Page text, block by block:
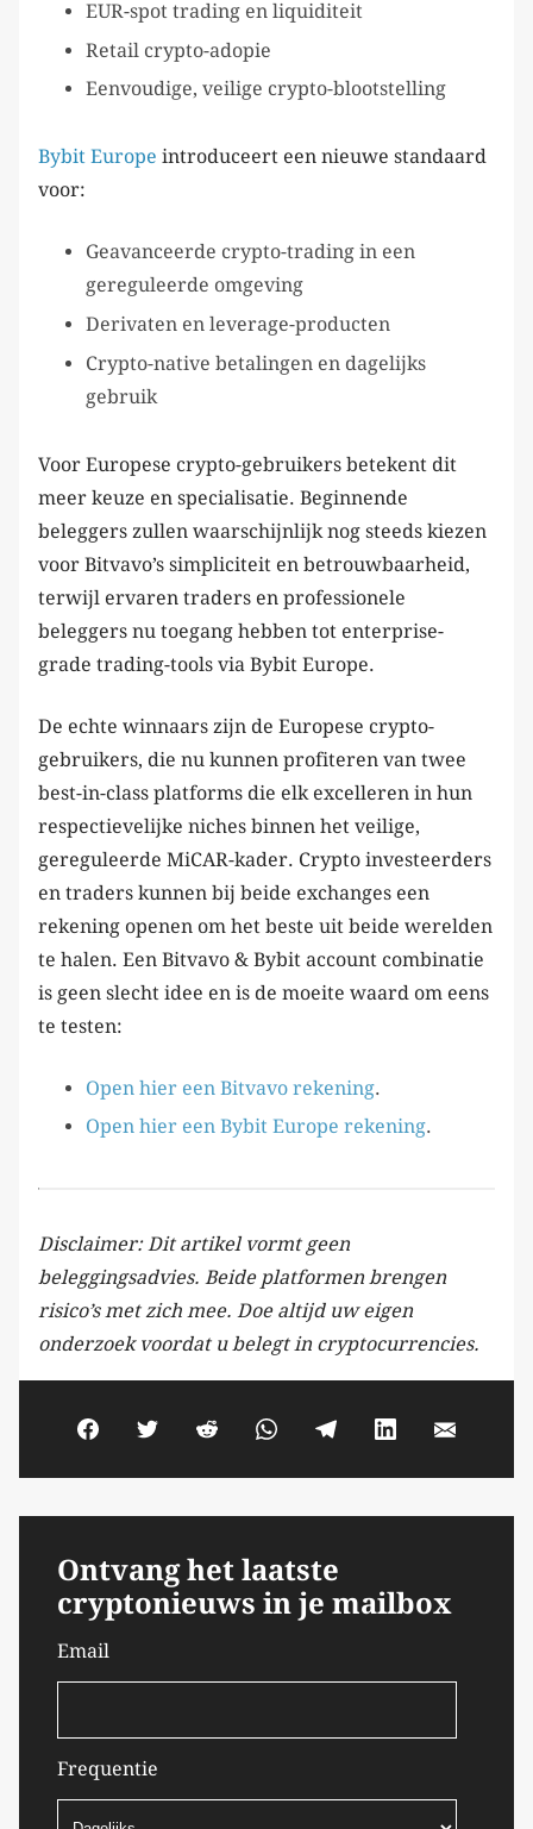
EUR-spot trading en liquiditeit
Retail crypto-adopie
Eenvoudige, veilige crypto-blootstelling
Bybit Europe introduceert een nieuwe standaard
voor:
Geavanceerde crypto-trading in een
gereguleerde omgeving
Derivaten en leverage-producten
Crypto-native betalingen en dagelijks
gebruik
Voor Europese crypto-gebruikers betekent dit
meer keuze en specialisatie. Beginnende
beleggers zullen waarschijnlijk nog steeds kiezen
voor Bitvavo’s simpliciteit en betrouwbaarheid,
terwijl ervaren traders en professionele
beleggers nu toegang hebben tot enterprise-
grade trading-tools via Bybit Europe.
De echte winnaars zijn de Europese crypto-
gebruikers, die nu kunnen profiteren van twee
best-in-class platforms die elk excelleren in hun
respectievelijke niches binnen het veilige,
gereguleerde MiCAR-kader. Crypto investeerders
en traders kunnen bij beide exchanges een
rekening openen om het beste uit beide werelden
te halen. Een Bitvavo & Bybit account combinatie
is geen slecht idee en is de moeite waard om eens
te testen:
Open hier een Bitvavo rekening.
Open hier een Bybit Europe rekening.
Disclaimer: Dit artikel vormt geen
beleggingsadvies. Beide platformen brengen
risico’s met zich mee. Doe altijd uw eigen
onderzoek voordat u belegt in cryptocurrencies.
Ontvang het laatste
cryptonieuws in je mailbox
Email
Frequentie